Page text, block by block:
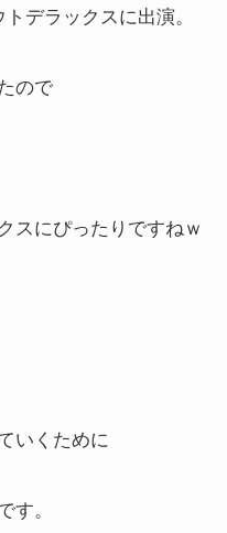
デラックスに出演。
ので
スにぴったりですねｗ
いくために
す。